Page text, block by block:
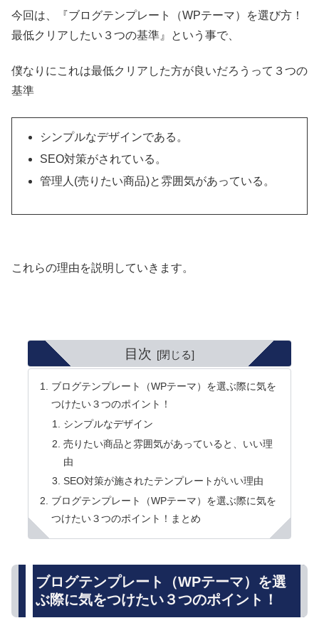
今回は、『ブログテンプレート（WPテーマ）を選び方！
最低クリアしたい３つの基準』という事で、
僕なりにこれは最低クリアした方が良いだろうって３つの
基準
シンプルなデザインである。
SEO対策がされている。
管理人(売りたい商品)と雰囲気があっている。
これらの理由を説明していきます。
目次
ブログテンプレート（WPテーマ）を選ぶ際に気を
つけたい３つのポイント！
シンプルなデザイン
売りたい商品と雰囲気があっていると、いい理
由
SEO対策が施されたテンプレートがいい理由
ブログテンプレート（WPテーマ）を選ぶ際に気を
つけたい３つのポイント！まとめ
ブログテンプレート（WPテーマ）を選
ぶ際に気をつけたい３つのポイント！